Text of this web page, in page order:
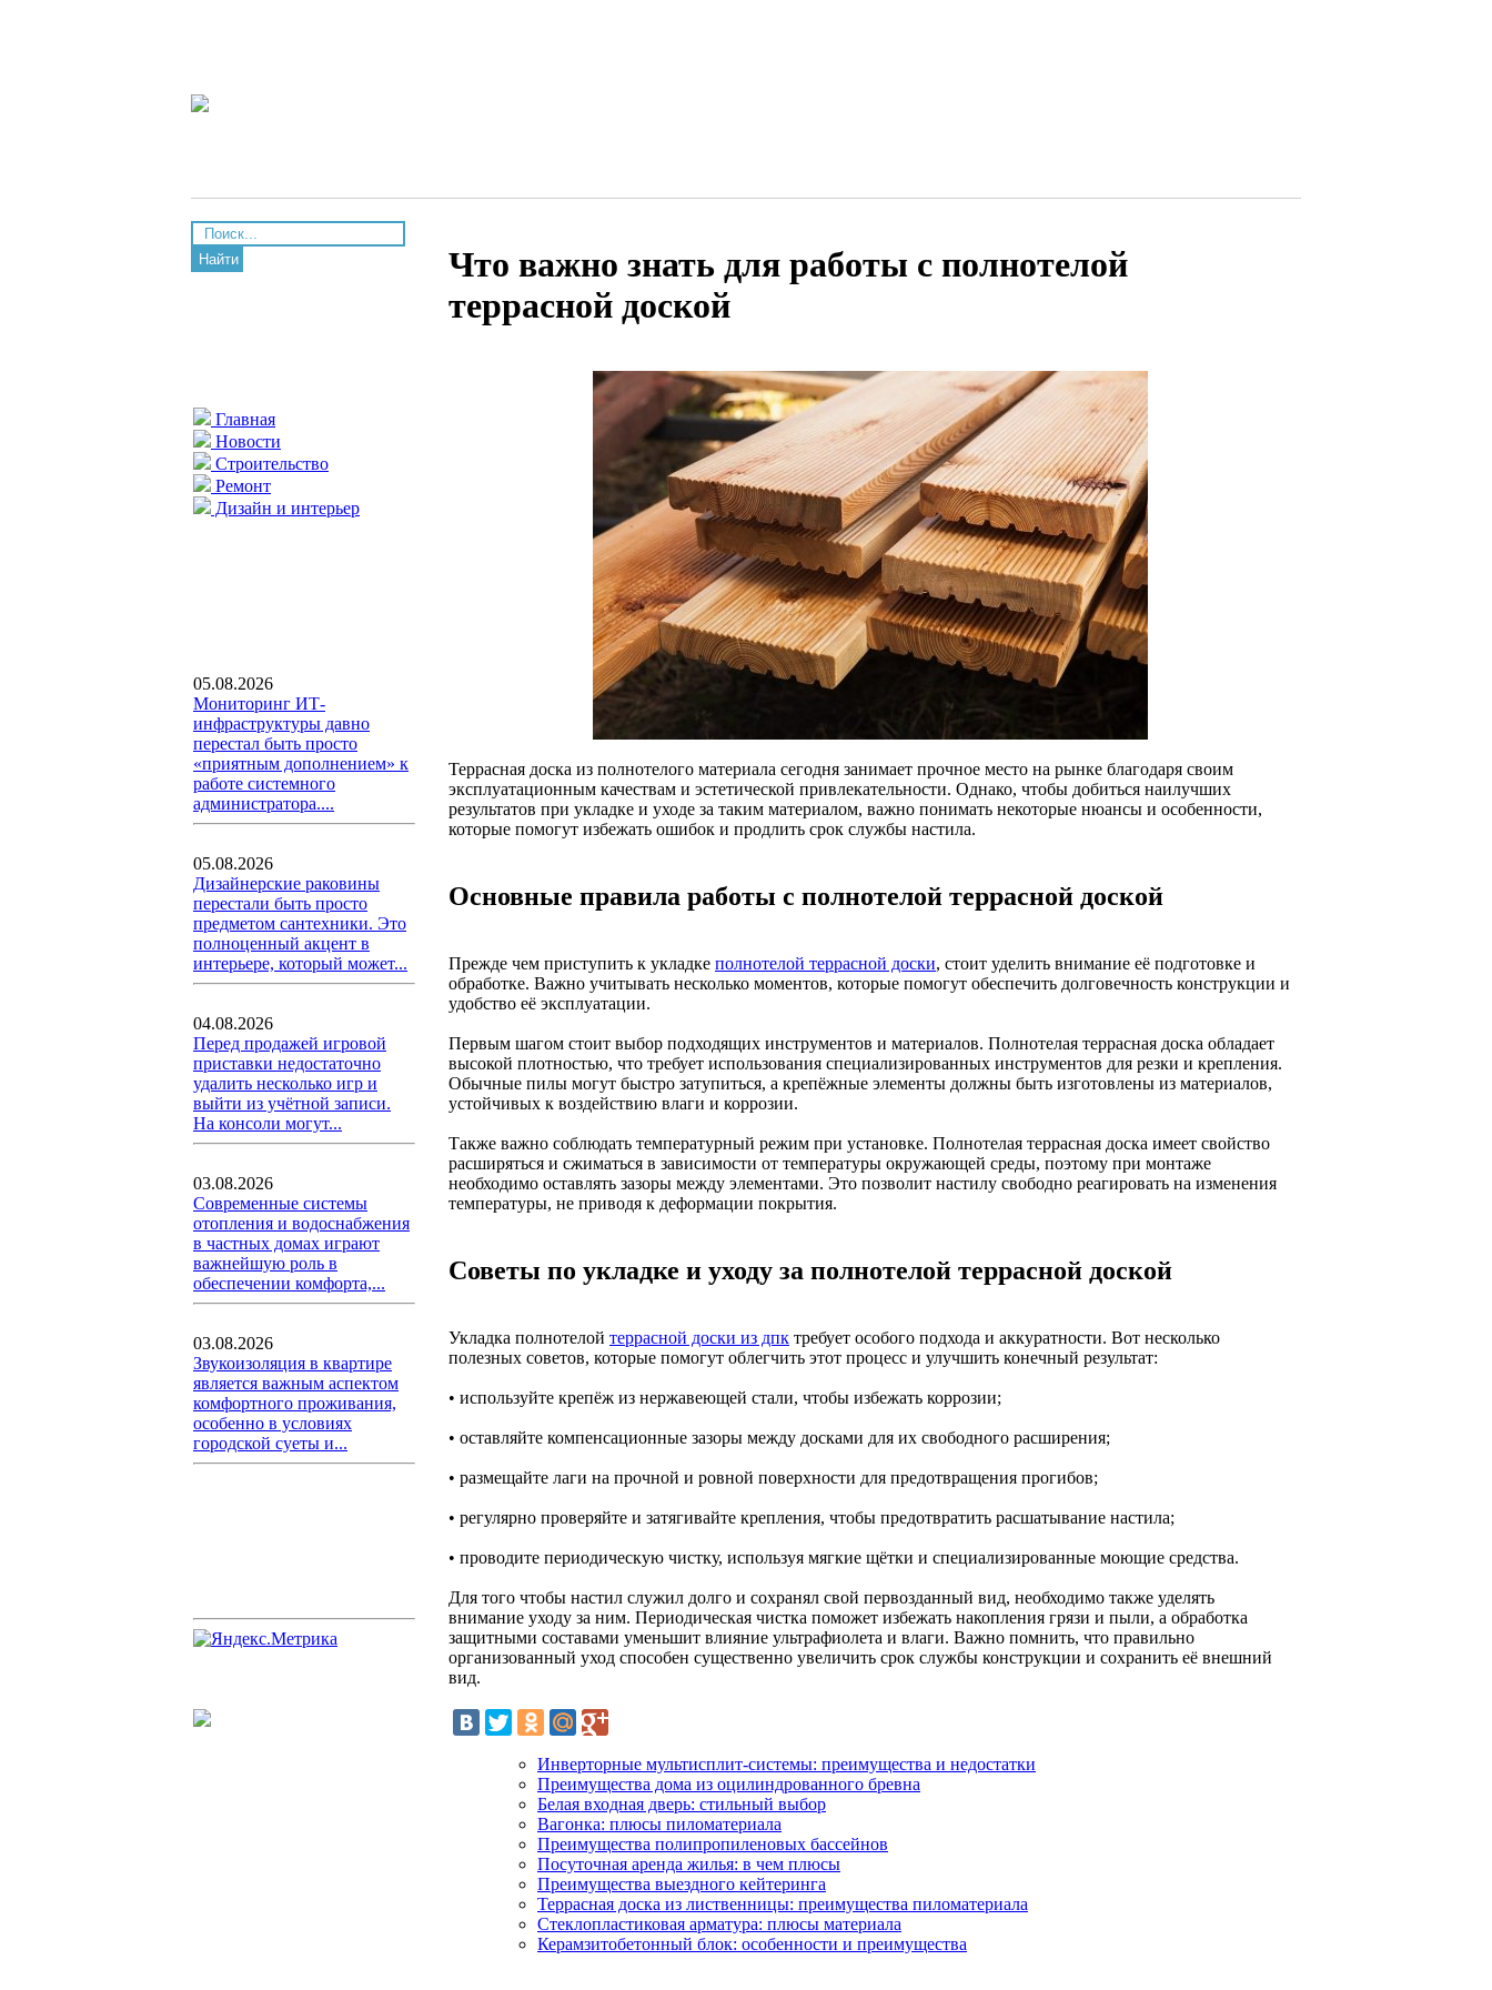
Найти
Главная
Новости
Строительство
Ремонт
Дизайн и интерьер
05.08.2026
Мониторинг ИТ-
инфраструктуры давно
перестал быть просто
«приятным дополнением» к
работе системного
администратора....
05.08.2026
Дизайнерские раковины
перестали быть просто
предметом сантехники. Это
полноценный акцент в
интерьере, который может...
04.08.2026
Перед продажей игровой
приставки недостаточно
удалить несколько игр и
выйти из учётной записи.
На консоли могут...
03.08.2026
Современные системы
отопления и водоснабжения
в частных домах играют
важнейшую роль в
обеспечении комфорта,...
03.08.2026
Звукоизоляция в квартире
является важным аспектом
комфортного проживания,
особенно в условиях
городской суеты и...
Что важно знать для работы с полнотелой
террасной доской
Террасная доска из полнотелого материала сегодня занимает прочное место на рынке благодаря своим
эксплуатационным качествам и эстетической привлекательности. Однако, чтобы добиться наилучших
результатов при укладке и уходе за таким материалом, важно понимать некоторые нюансы и особенности,
которые помогут избежать ошибок и продлить срок службы настила.
Основные правила работы с полнотелой террасной доской
Прежде чем приступить к укладке полнотелой террасной доски, стоит уделить внимание её подготовке и
обработке. Важно учитывать несколько моментов, которые помогут обеспечить долговечность конструкции и
удобство её эксплуатации.
Первым шагом стоит выбор подходящих инструментов и материалов. Полнотелая террасная доска обладает
высокой плотностью, что требует использования специализированных инструментов для резки и крепления.
Обычные пилы могут быстро затупиться, а крепёжные элементы должны быть изготовлены из материалов,
устойчивых к воздействию влаги и коррозии.
Также важно соблюдать температурный режим при установке. Полнотелая террасная доска имеет свойство
расширяться и сжиматься в зависимости от температуры окружающей среды, поэтому при монтаже
необходимо оставлять зазоры между элементами. Это позволит настилу свободно реагировать на изменения
температуры, не приводя к деформации покрытия.
Советы по укладке и уходу за полнотелой террасной доской
Укладка полнотелой террасной доски из дпк требует особого подхода и аккуратности. Вот несколько
полезных советов, которые помогут облегчить этот процесс и улучшить конечный результат:
• используйте крепёж из нержавеющей стали, чтобы избежать коррозии;
• оставляйте компенсационные зазоры между досками для их свободного расширения;
• размещайте лаги на прочной и ровной поверхности для предотвращения прогибов;
• регулярно проверяйте и затягивайте крепления, чтобы предотвратить расшатывание настила;
• проводите периодическую чистку, используя мягкие щётки и специализированные моющие средства.
Для того чтобы настил служил долго и сохранял свой первозданный вид, необходимо также уделять
внимание уходу за ним. Периодическая чистка поможет избежать накопления грязи и пыли, а обработка
защитными составами уменьшит влияние ультрафиолета и влаги. Важно помнить, что правильно
организованный уход способен существенно увеличить срок службы конструкции и сохранить её внешний
вид.
Инверторные мультисплит-системы: преимущества и недостатки
Преимущества дома из оцилиндрованного бревна
Белая входная дверь: стильный выбор
Вагонка: плюсы пиломатериала
Преимущества полипропиленовых бассейнов
Посуточная аренда жилья: в чем плюсы
Преимущества выездного кейтеринга
Террасная доска из лиственницы: преимущества пиломатериала
Стеклопластиковая арматура: плюсы материала
Керамзитобетонный блок: особенности и преимущества